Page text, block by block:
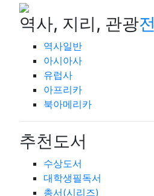
역사, 지리, 관광
역사일반
아시아사
유럽사
아프리카
북아메리카
추천도서
수상도서
대학생필독서
총서(시리즈)